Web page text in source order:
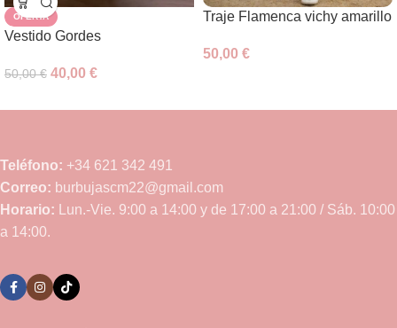
OFERTA
Vestido Gordes
50,00€ 40,00 €
Traje Flamenca vichy amarillo
50,00 €
Teléfono: +34 621 342 491
Correo: burbujascm22@gmail.com
Horario: Lun.-Vie. 9:00 a 14:00 y de 17:00 a 21:00 / Sáb. 10:00
a 14:00.